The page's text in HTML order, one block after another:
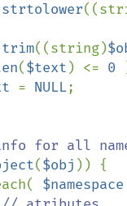
strtolower
trim((string)
($text ) <= 0
= NULL;
for all
($obj )) {
foreach(
$namespace